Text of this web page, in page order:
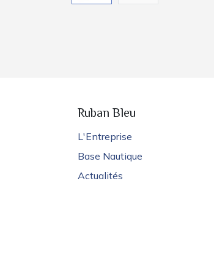
Ruban Bleu
L'Entreprise
Base Nautique
Actualités